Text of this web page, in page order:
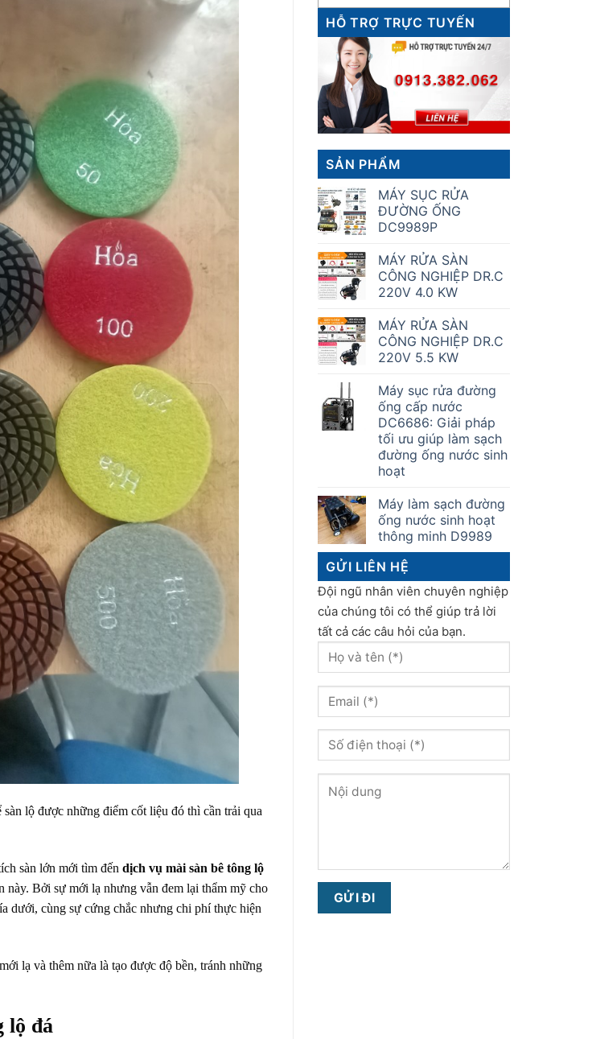
lộ được những điểm cốt liệu đó thì cần trải qua
sàn lớn mới tìm đến dịch vụ mài sàn bê tông lộ
này. Bởi sự mới lạ nhưng vẫn đem lại thẩm mỹ cho
dưới, cùng sự cứng chắc nhưng chi phí thực hiện
lạ và thêm nữa là tạo được độ bền, tránh những
lộ đá
HỖ TRỢ TRỰC TUYẾN
SẢN PHẨM
MÁY SỤC RỬA
ĐƯỜNG ỐNG
DC9989P
MÁY RỬA SÀN
CÔNG NGHIỆP DR.C
220V 4.0 KW
MÁY RỬA SÀN
CÔNG NGHIỆP DR.C
220V 5.5 KW
Máy sục rửa đường
ống cấp nước
DC6686: Giải pháp
tối ưu giúp làm sạch
đường ống nước sinh
hoạt
Máy làm sạch đường
ống nước sinh hoạt
thông minh D9989
GỬI LIÊN HỆ
Đội ngũ nhân viên chuyên nghiệp
của chúng tôi có thể giúp trả lời
tất cả các câu hỏi của bạn.